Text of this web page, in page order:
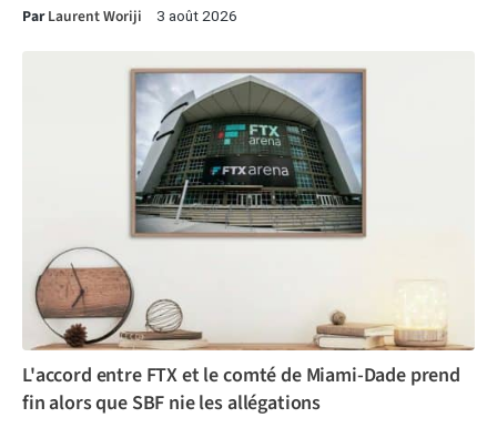
ParLaurent Woriji 3 août 2026
L'accord entre FTX et le comté de Miami-Dade prend
fin alors que SBF nie les allégations